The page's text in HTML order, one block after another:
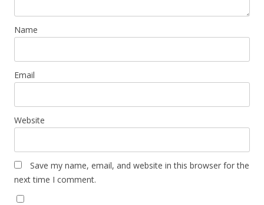
Name
Email
Website
Save my name, email, and website in this browser for the
next time I comment.